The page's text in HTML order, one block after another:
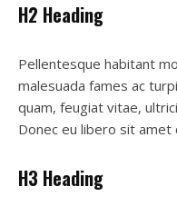
H2 Heading
Pellentesque habitant
malesuada fames ac
quam, feugiat vitae,
Donec eu libero sit
H3 Heading